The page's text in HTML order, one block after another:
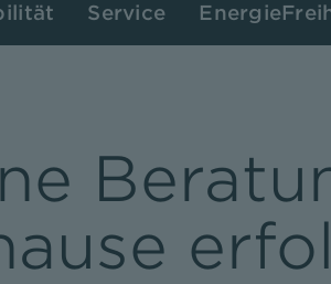
Service